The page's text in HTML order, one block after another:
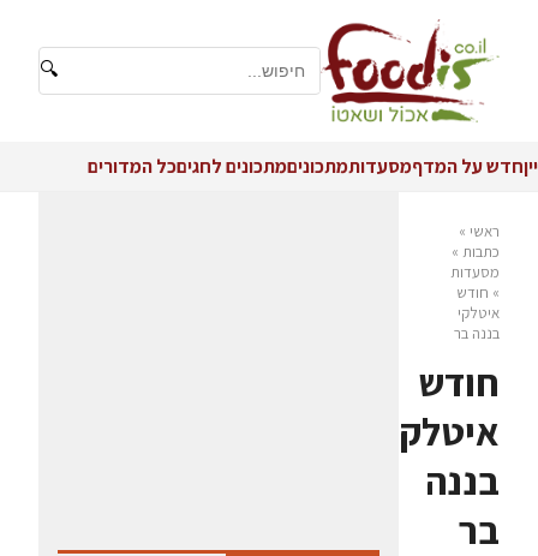
🔍
ייןחדש על המדףמסעדותמתכוניםמתכונים לחגיםכל המדורים
ראשי »
כתבות »
מסעדות
» חודש
איטלקי
בננה בר
חודש
איטלקי
בננה
בר